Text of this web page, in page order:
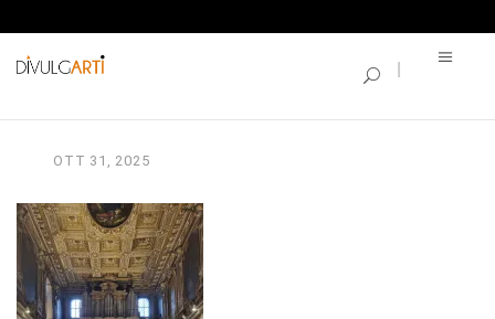
OTT 31, 2025